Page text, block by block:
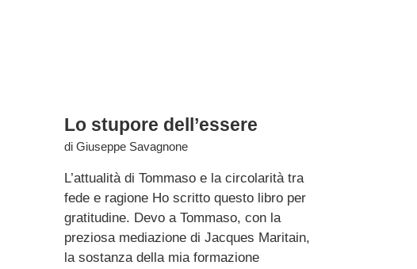
Lo stupore dell’essere
di Giuseppe Savagnone
L’attualità di Tommaso e la circolarità tra
fede e ragione Ho scritto questo libro per
gratitudine. Devo a Tommaso, con la
preziosa mediazione di Jacques Maritain,
la sostanza della mia formazione